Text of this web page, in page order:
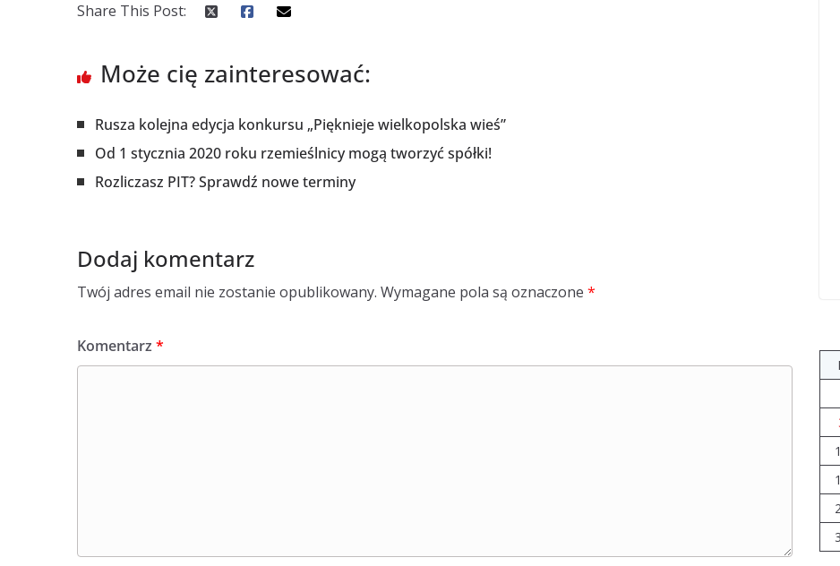
Share This Post:
Może cię zainteresować:
Rusza kolejna edycja konkursu „Pięknieje wielkopolska wieś”
Od 1 stycznia 2020 roku rzemieślnicy mogą tworzyć spółki!
Rozliczasz PIT? Sprawdź nowe terminy
Dodaj komentarz
Twój adres email nie zostanie opublikowany. Wymagane pola są oznaczone *
Komentarz *